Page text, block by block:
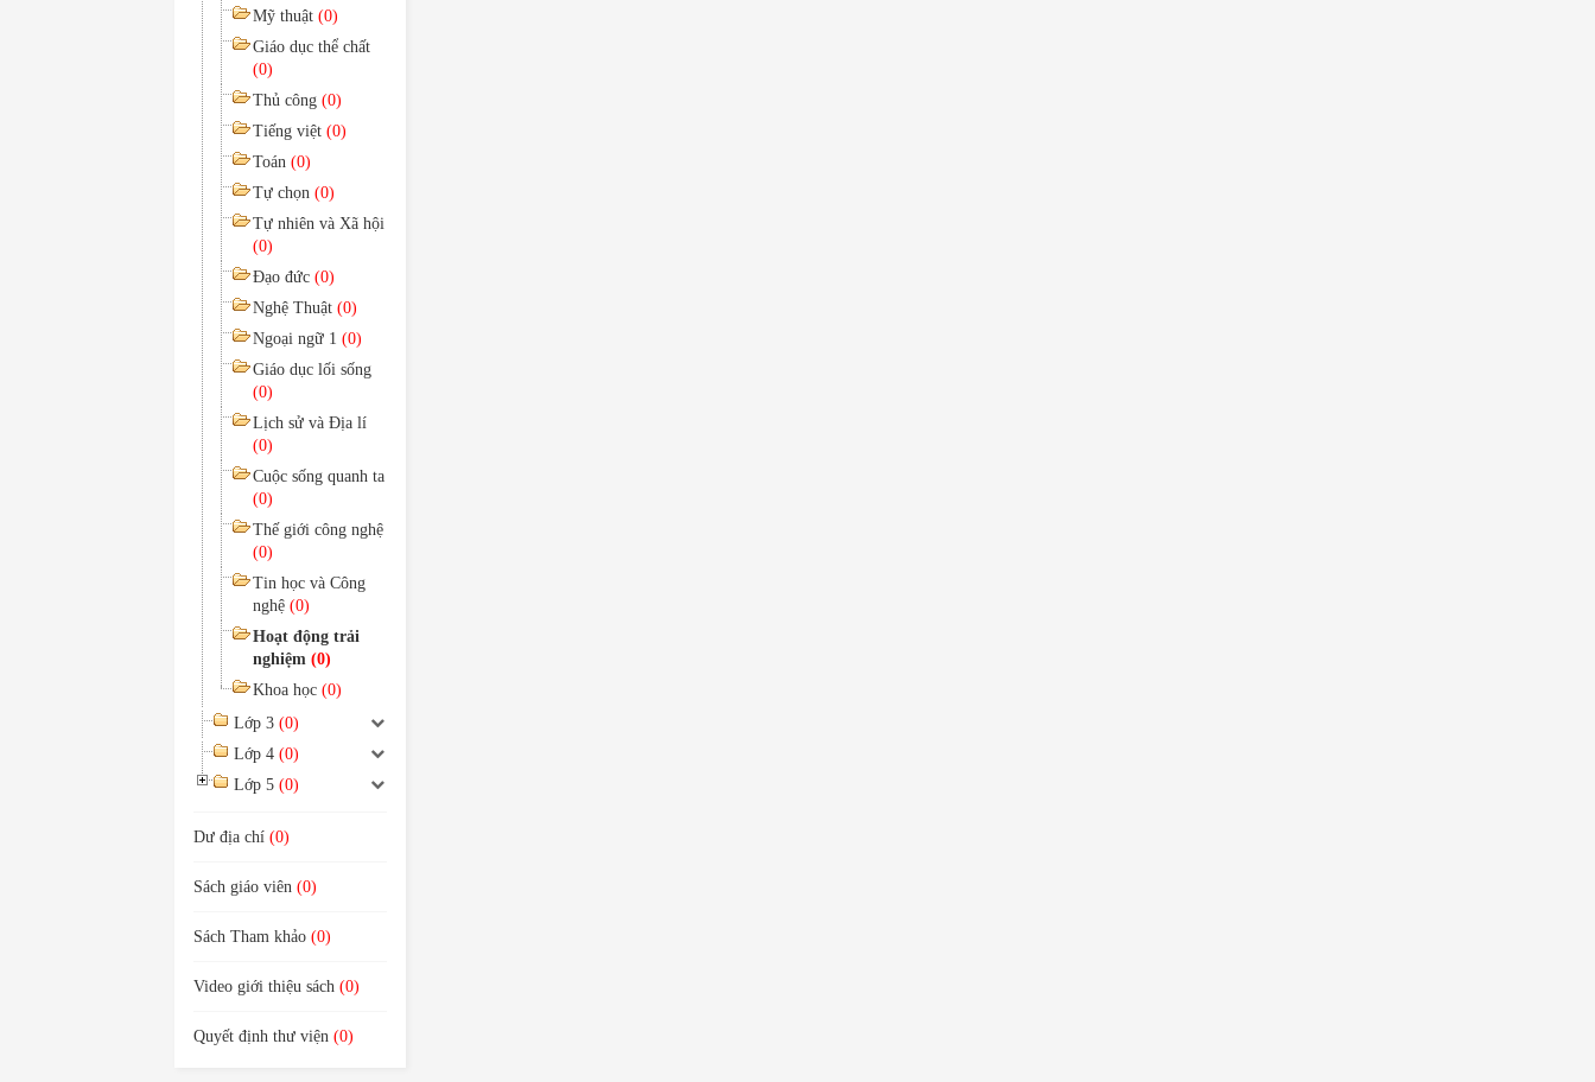
Mỹ thuật (0)
Giáo dục thể chất
(0)
Thủ công (0)
Tiếng việt (0)
Toán (0)
Tự chọn (0)
Tự nhiên và Xã hội
(0)
Đạo đức (0)
Nghệ Thuật (0)
Ngoại ngữ 1 (0)
Giáo dục lối sống
(0)
Lịch sử và Địa lí
(0)
Cuộc sống quanh ta
(0)
Thế giới công nghệ
(0)
Tin học và Công
nghệ (0)
Hoạt động trải
nghiệm (0)
Khoa học (0)
Lớp 3 (0)
Lớp 4 (0)
Lớp 5 (0)
Dư địa chí (0)
Sách giáo viên (0)
Sách Tham khảo (0)
Video giới thiệu sách (0)
Quyết định thư viện (0)